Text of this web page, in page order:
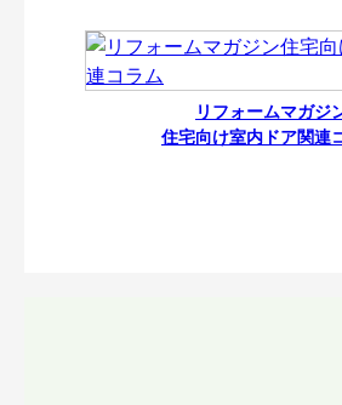
リフォームマガジ
住宅向け室内ドア関連